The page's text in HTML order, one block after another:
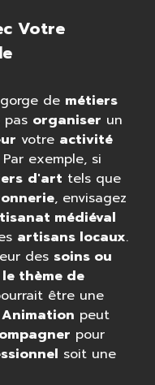
Votre
de métiers
pas organiser un
votre activité
exemple, si
d'art tels que
, envisagez
médiéval
artisans locaux.
des soins ou
thème de
être une
Animation peut
pour
soit une